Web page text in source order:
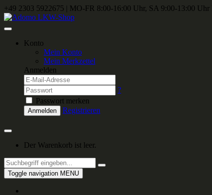
+49 2303 5922675 | MO-FR 8:00-16:00 Uhr, SA 9:00-13:00 Uhr
Konto
Mein Konto
Mein Merkzettel
Anmelden
?
Passwort merken
Anmelden Registrieren
Der Warenkorb ist leer.
Toggle navigation MENU